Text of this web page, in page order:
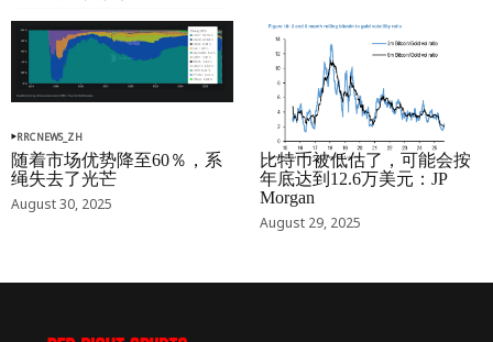
RRCNEWS_ZH
随着市场优势降至60％，系
绳失去了光芒
August 30, 2025
RRCNEWS_ZH
比特币被低估了，可能会按
年底达到12.6万美元：JP
Morgan
August 29, 2025